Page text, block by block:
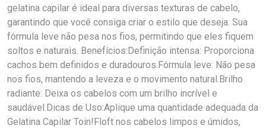
gelatina capilar é ideal para diversas texturas de cabelo,
garantindo que você consiga criar o estilo que deseja. Sua
fórmula leve não pesa nos fios, permitindo que eles fiquem
soltos e naturais. Benefícios:Definição intensa: Proporciona
cachos bem definidos e duradouros.Fórmula leve: Não pesa
nos fios, mantendo a leveza e o movimento natural.Brilho
radiante: Deixa os cabelos com um brilho incrível e
saudável.Dicas de Uso:Aplique uma quantidade adequada da
Gelatina Capilar Toin!Floft nos cabelos limpos e úmidos,